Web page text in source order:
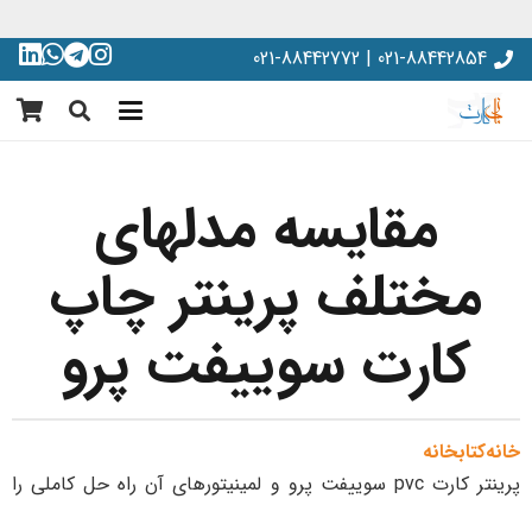
021-88442854 | 021-88442772
مقایسه مدلهای
مختلف پرینتر چاپ
کارت سوییفت پرو
خانهکتابخانه
پرینتر کارت pvc سوییفت پرو و لمینیتورهای آن راه حل کاملی را